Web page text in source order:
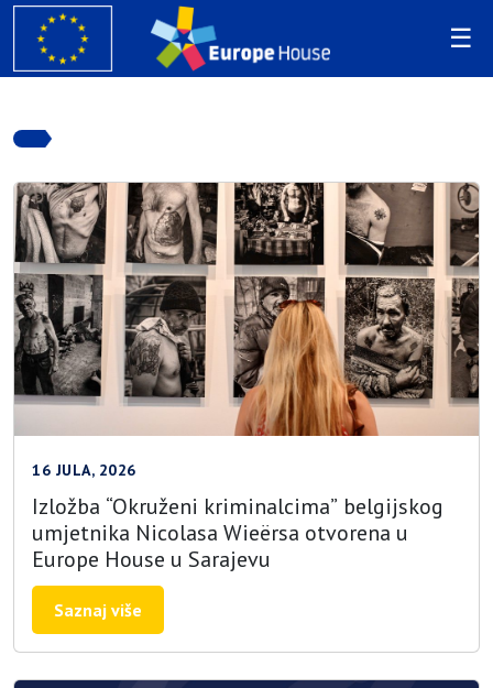
16 JULA, 2026
Izložba “Okruženi kriminalcima” belgijskog
umjetnika Nicolasa Wieërsa otvorena u
Europe House u Sarajevu
Saznaj više